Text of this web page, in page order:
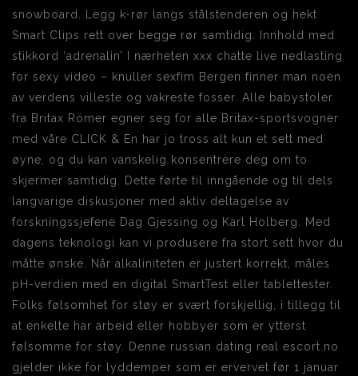
snowboard. ​Legg k-rør langs stålstenderen og hekt
Smart Clips rett over begge rør samtidig. Innhold med
stikkord ‘adrenalin’ I nærheten xxx chatte live nedlasting
for sexy video – knuller sexfim Bergen finner man noen
av verdens villeste og vakreste fosser. Alle babystoler
fra Britax Römer egner seg for alle Britax-sportsvogner
med våre CLICK & En har jo tross alt kun et sett med
øyne, og du kan vanskelig konsentrere deg om to
skjermer samtidig. Dette førte til inngående og til dels
langvarige diskusjoner med aktiv deltagelse av
forskningssjefene Dag Gjessing og Karl Holberg. Med
dagens teknologi kan vi produsere fra stort sett hvor du
måtte ønske. Når alkaliniteten er justert korrekt, måles
pH-verdien med en digital SmartTest eller tablettester.
Folks følsomhet for støy er svært forskjellig, i tillegg til
at enkelte har arbeid eller hobbyer som er ytterst
følsomme for støy. Denne russian dating real escort.no
gjelder ikke for lyddemper som er ervervet før 1 januar